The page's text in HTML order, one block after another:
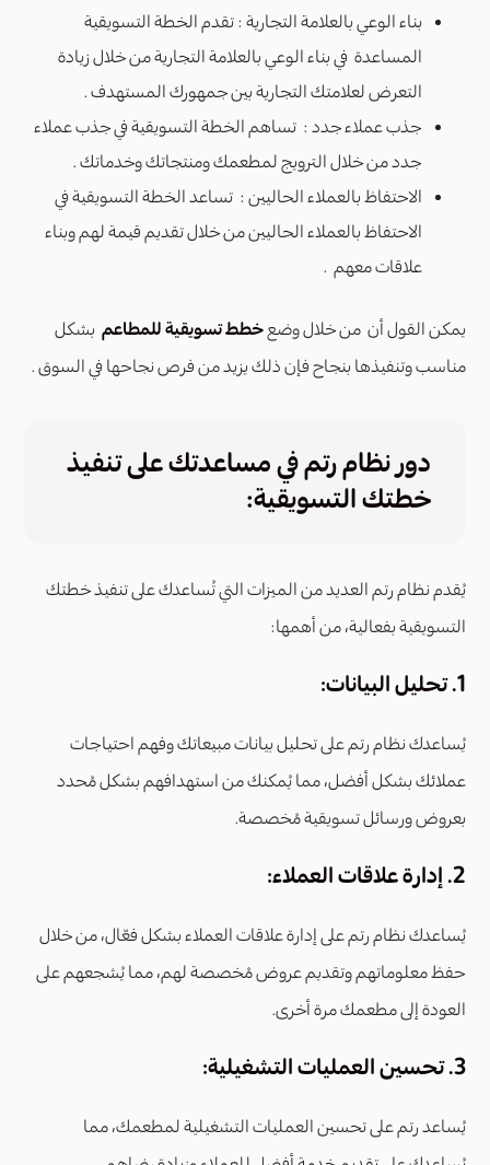
بناء الوعي بالعلامة التجارية : تقدم الخطة التسويقية
المساعدة في بناء الوعي بالعلامة التجارية من خلال زيادة
التعرض لعلامتك التجارية بين جمهورك المستهدف .
جذب عملاء جدد : تساهم الخطة التسويقية في جذب عملاء
جدد من خلال الترويج لمطعمك ومنتجاتك وخدماتك .
الاحتفاظ بالعملاء الحاليين : تساعد الخطة التسويقية في
الاحتفاظ بالعملاء الحاليين من خلال تقديم قيمة لهم وبناء
علاقات معهم .
يمكن القول أن من خلال وضعخطط تسويقية للمطاعم بشكل
مناسب وتنفيذها بنجاح فإن ذلك يزيد من فرص نجاحها في السوق .
دور نظام رتم في مساعدتك على تنفيذ
خطتك التسويقية:
يُقدم نظام رتم العديد من الميزات التي تُساعدك على تنفيذ خطتك
التسويقية بفعالية، من أهمها:
1. تحليل البيانات:
يُساعدك نظام رتم على تحليل بيانات مبيعاتك وفهم احتياجات
عملائك بشكل أفضل، مما يُمكنك من استهدافهم بشكل مُحدد
بعروض ورسائل تسويقية مُخصصة.
2. إدارة علاقات العملاء:
يُساعدك نظام رتم على إدارة علاقات العملاء بشكل فعّال، من خلال
حفظ معلوماتهم وتقديم عروض مُخصصة لهم، مما يُشجعهم على
العودة إلى مطعمك مرة أخرى.
3. تحسين العمليات التشغيلية:
يُساعد رتم على تحسين العمليات التشغيلية لمطعمك، مما